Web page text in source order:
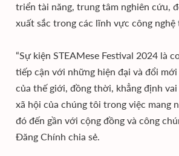
triển tài năng, trung tâm nghiên cứu,
xuất sắc trong các lĩnh vực công nghệ
“Sự kiện STEAMese Festival 2024 là
tiếp cận với những hiện đại và đổi
của thế giới, đồng thời, khẳng định
xã hội của chúng tôi trong việc mang
đó đến gần với cộng đồng và công
Đăng Chính chia sẻ.